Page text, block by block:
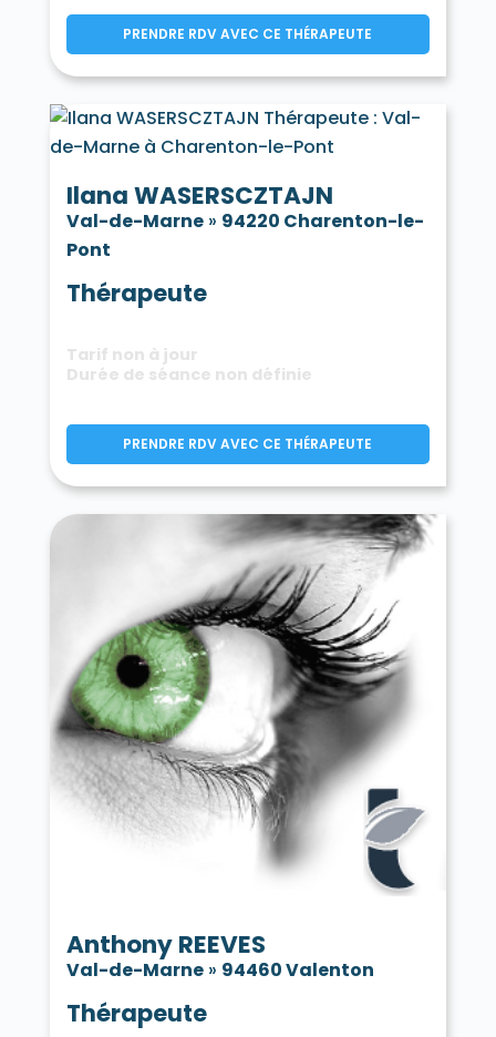
PRENDRE RDV AVEC CE THÉRAPEUTE
Ilana WASERSCZTAJN
Val-de-Marne» 94220 Charenton-le-
Pont
Thérapeute
Tarif non à jour
Durée de séance non définie
PRENDRE RDV AVEC CE THÉRAPEUTE
Anthony REEVES
Val-de-Marne» 94460 Valenton
Thérapeute